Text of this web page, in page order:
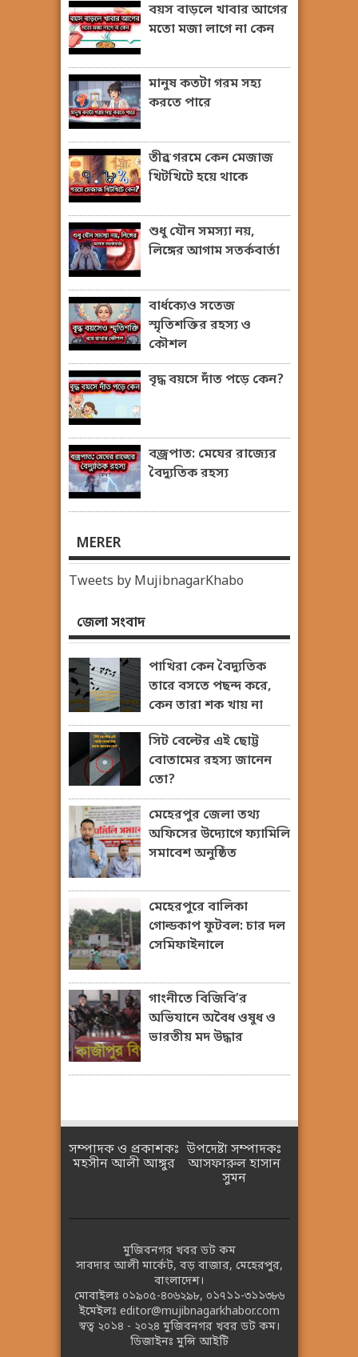
বয়স বাড়লে খাবার আগের
মতো মজা লাগে না কেন
মানুষ কতটা গরম সহ্য
করতে পারে
তীব্র গরমে কেন মেজাজ
খিটখিটে হয়ে থাকে
শুধু যৌন সমস্যা নয়,
লিঙ্গের আগাম সতর্কবার্তা
বার্ধক্যেও সতেজ
স্মৃতিশক্তির রহস্য ও
কৌশল
বৃদ্ধ বয়সে দাঁত পড়ে কেন?
বজ্রপাত: মেঘের রাজ্যের
বৈদ্যুতিক রহস্য
MERER
Tweets by MujibnagarKhabo
জেলা সংবাদ
পাখিরা কেন বৈদ্যুতিক
তারে বসতে পছন্দ করে,
কেন তারা শক খায় না
সিট বেল্টের এই ছোট্ট
বোতামের রহস্য জানেন
তো?
মেহেরপুর জেলা তথ্য
অফিসের উদ্যোগে ফ্যামিলি
সমাবেশ অনুষ্ঠিত
মেহেরপুরে বালিকা
গোল্ডকাপ ফুটবল: চার দল
সেমিফাইনালে
গাংনীতে বিজিবি’র
অভিযানে অবৈধ ওষুধ ও
ভারতীয় মদ উদ্ধার
সম্পাদক ও প্রকাশকঃ
মহসীন আলী আঙ্গুর
উপদেষ্টা সম্পাদকঃ
আসফারুল হাসান
সুমন
মুজিবনগর খবর ডট কম
সাবদার আলী মার্কেট, বড় বাজার, মেহেরপুর,
বাংলাদেশ।
মোবাইলঃ ০১৯০৫-৪০৬২৯৮, ০১৭১১-৩১১৩৮৬
ইমেইলঃ editor@mujibnagarkhabor.com
স্বত্ব ২০১৪ - ২০২৪ মুজিবনগর খবর ডট কম।
ডিজাইনঃ মুন্সি আইটি